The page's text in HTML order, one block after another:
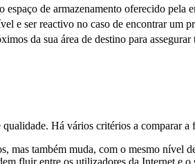
de armazenamento oferecido pela
e ser reactivo no caso de encontrar um
da sua área de destino para
Há vários critérios a comparar
mas também muda, com o mesmo nível
fluir entre os utilizadores da Internet e